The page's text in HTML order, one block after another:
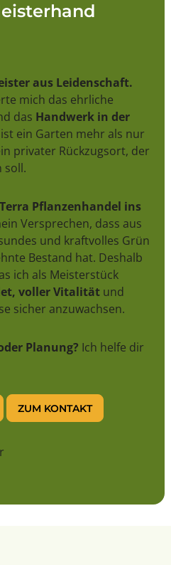
aus Leidenschaft.
mich das ehrliche
das Handwerk in der
ein Garten mehr als nur
privater Rückzugsort, der
soll.
Pflanzenhandel ins
Versprechen, dass aus
und kraftvolles Grün
Bestand hat. Deshalb
ich als Meisterstück
voller Vitalitätund
sicher anzuwachsen.
Planung? Ich helfe dir
ZUM KONTAKT